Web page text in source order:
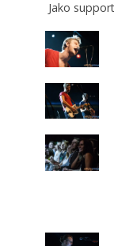
Jako